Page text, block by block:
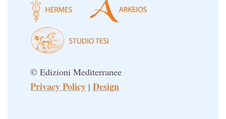
© Edizioni Mediterranee
Privacy Policy | Design